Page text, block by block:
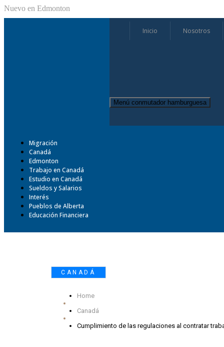
Nuevo en Edmonton
Inicio Nosotros
Menú conmutador hamburguesa
Migración
Canadá
Edmonton
Trabajo en Canadá
Estudio en Canadá
Sueldos y Salarios
Interés
Pueblos de Alberta
Educación Financiera
CANADÁ
Home
Canadá
Cumplimiento de las regulaciones al contratar